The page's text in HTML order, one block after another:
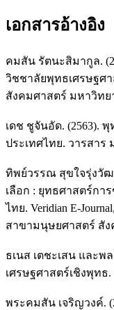
เอกสารอ้างอิง
คมสัน รัตนะสิมากูล.
วิชชาลัยพุทธเศรษฐศ
สังคมศาสตร์ มหาวิทย
เดช ชูจันอัด. (2563).
ประเทศไทย. วารสาร
ทิพย์วรรณ สุขใจรุ่งวัฒ
เลือก : ยุทธศาสตร์กา
ไทย. Veridian E-
สาขามนุษยศาสตร์ สัง
ธเนส เตชะเสน และ
เศรษฐศาสตร์เชิงพุทธ.
พระคมสัน เจริญวงค์.